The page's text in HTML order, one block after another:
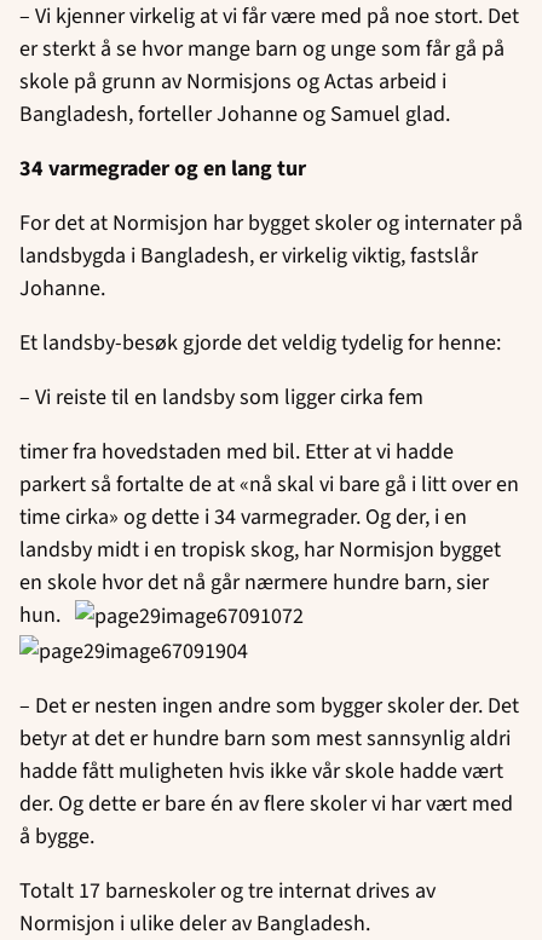
– Vi kjenner virkelig at vi får være med på noe stort. Det
er sterkt å se hvor mange barn og unge som får gå på
skole på grunn av Normisjons og Actas arbeid i
Bangladesh, forteller Johanne og Samuel glad.
34 varmegrader og en lang tur
For det at Normisjon har bygget skoler og internater på
landsbygda i Bangladesh, er virkelig viktig, fastslår
Johanne.
Et landsby-besøk gjorde det veldig tydelig for henne:
– Vi reiste til en landsby som ligger cirka fem
timer fra hovedstaden med bil. Etter at vi hadde
parkert så fortalte de at «nå skal vi bare gå i litt over en
time cirka» og dette i 34 varmegrader. Og der, i en
landsby midt i en tropisk skog, har Normisjon bygget
en skole hvor det nå går nærmere hundre barn, sier
hun.
– Det er nesten ingen andre som bygger skoler der. Det
betyr at det er hundre barn som mest sannsynlig aldri
hadde fått muligheten hvis ikke vår skole hadde vært
der. Og dette er bare én av flere skoler vi har vært med
å bygge.
Totalt 17 barneskoler og tre internat drives av
Normisjon i ulike deler av Bangladesh.